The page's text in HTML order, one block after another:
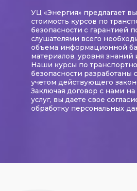
УЦ «Энергия» предлагает
стоимость курсов по
безопасности с гарантией
слушателями всего
объема информационной
материалов, уровня знаний
Наши курсы по
безопасности разработаны
учетом действующего
Заключая договор с нами на
услуг, вы даете свое
обработку персональных